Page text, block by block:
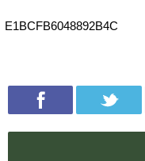
E1BCFB6048892B4C